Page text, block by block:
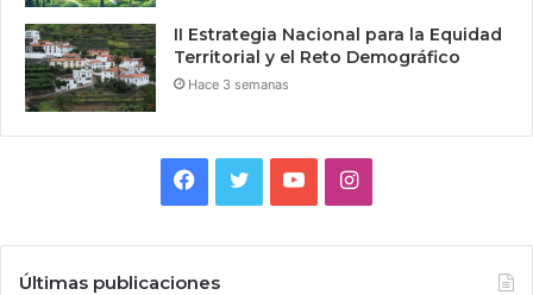
II Estrategia Nacional para la Equidad
Territorial y el Reto Demográfico
Hace 3 semanas
Facebook
TwitterYouTubeInstagram
Últimas publicaciones